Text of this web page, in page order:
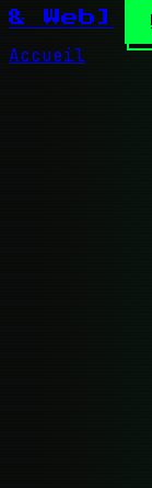
& Web]
Accueil